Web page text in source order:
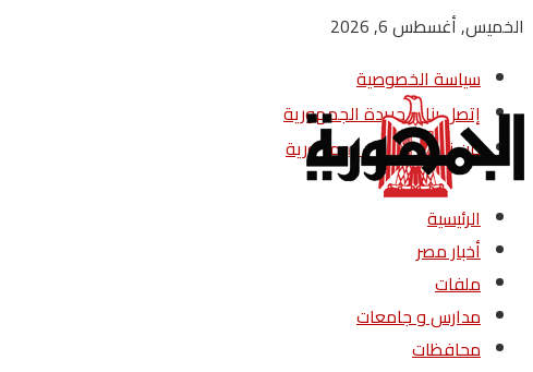
الخميس, أغسطس 6, 2026
سياسة الخصوصية
إتصل بنا – جريدة الجمهورية
من نحن – جريدة الجمهورية
الرئيسية
أخبار مصر
ملفات
مدارس و جامعات
محافظات